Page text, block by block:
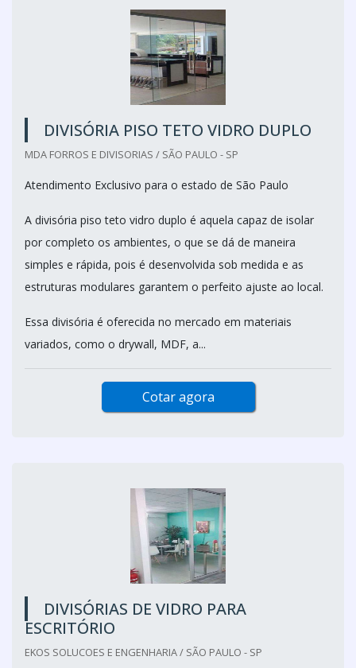
DIVISÓRIA PISO TETO VIDRO DUPLO
MDA FORROS E DIVISORIAS / SÃO PAULO - SP
Atendimento Exclusivo para o estado de São Paulo
A divisória piso teto vidro duplo é aquela capaz de isolar
por completo os ambientes, o que se dá de maneira
simples e rápida, pois é desenvolvida sob medida e as
estruturas modulares garantem o perfeito ajuste ao local.
Essa divisória é oferecida no mercado em materiais
variados, como o drywall, MDF, a...
Cotar agora
DIVISÓRIAS DE VIDRO PARA
ESCRITÓRIO
EKOS SOLUCOES E ENGENHARIA / SÃO PAULO - SP